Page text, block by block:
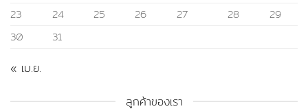
23
24 25 26 27 28
29
30
31
« เม.ย.
ลูกค้าของเรา